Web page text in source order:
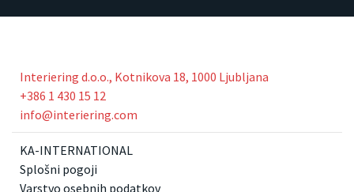
Interiering d.o.o., Kotnikova 18, 1000 Ljubljana
+386 1 430 15 12
info@interiering.com
KA-INTERNATIONAL
Splošni pogoji
Varstvo osebnih podatkov